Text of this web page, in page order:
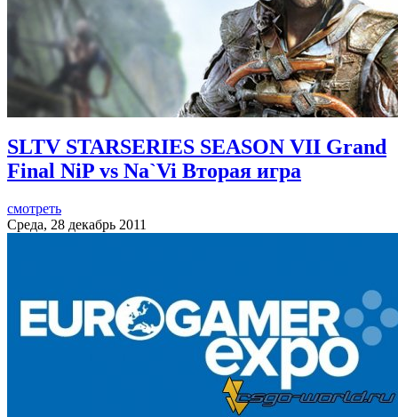
SLTV STARSERIES SEASON VII Grand
Final NiP vs Na`Vi Вторая игра
смотреть
Среда, 28 декабрь 2011